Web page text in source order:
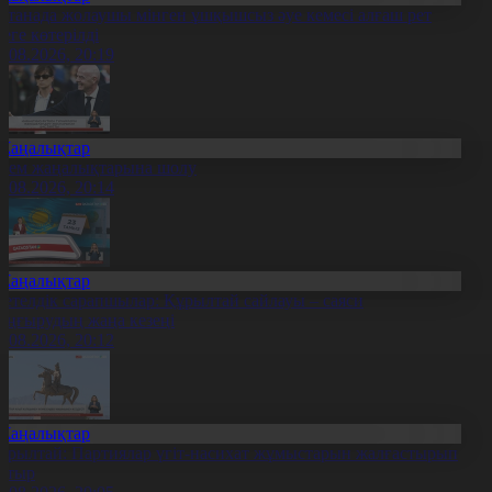
жолаушы мінген ұшқышсыз әуе кемесі алғаш рет
көтерілді
20:19
жаңалықтарына шолу
20:14
сарапшылар: Құрылтай сайлауы – саяси
жаңа кезеңі
20:12
Партиялар үгіт-насихат жұмыстарын жалғастырып